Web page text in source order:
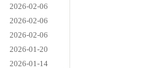
2026-02-06
2026-02-06
2026-02-06
2026-01-20
2026-01-14